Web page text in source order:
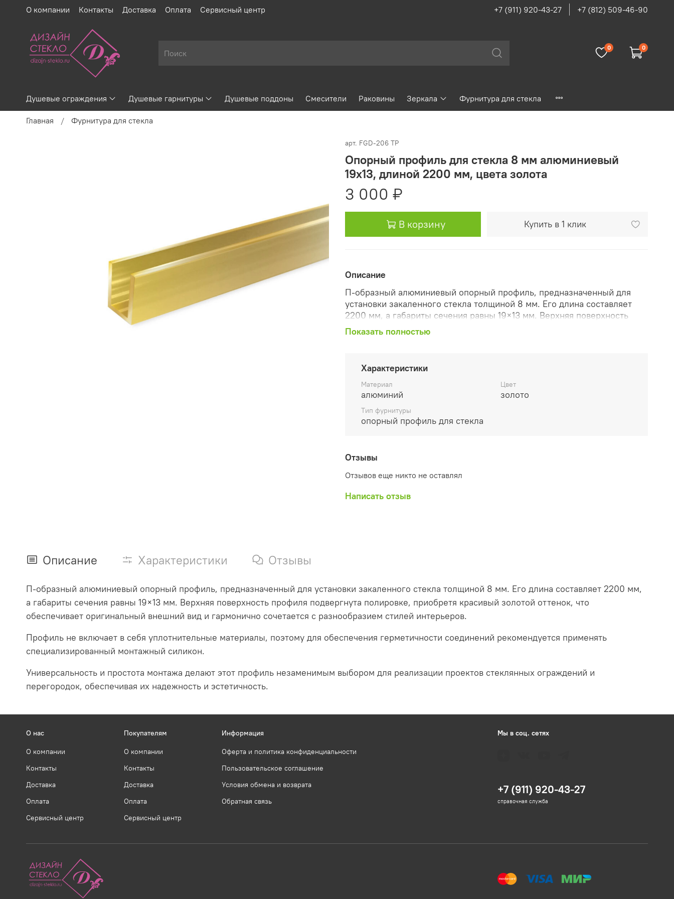
О компании Контакты Доставка Оплата Сервисный центр +7 (911) 920-43-27 +7 (812) 509-46-90
0 0
Душевые ограждения Душевые гарнитуры Душевые поддоны Смесители Раковины Зеркала Фурнитура для стекла
Главная Фурнитура для стекла
арт. FGD-206 TP
Опорный профиль для стекла 8 мм алюминиевый
19х13, длиной 2200 мм, цвета золота
3 000 ₽
В корзину Купить в 1 клик
Описание
П-образный алюминиевый опорный профиль, предназначенный для
установки закаленного стекла толщиной 8 мм. Его длина составляет
2200 мм, а габариты сечения равны 19×13 мм. Верхняя поверхность
профиля подвергнута полировке, приобретя красивый золотой оттенок,
что обеспечивает оригинальный внешний вид и гармонично сочетается
Профиль не включает в себя уплотнительные материалы, поэтому для
обеспечения герметичности соединений рекомендуется применять
специализированный монтажный силикон.
Универсальность и простота монтажа делают этот профиль
незаменимым выбором для реализации проектов стеклянных
Показать полностью
Характеристики
Материал
алюминий
Цвет
золото
Tип фурнитуры
опорный профиль для стекла
Отзывы
Отзывов еще никто не оставлял
Написать отзыв
Описание Характеристики Отзывы
П-образный алюминиевый опорный профиль, предназначенный для установки закаленного стекла толщиной 8 мм. Его длина составляет 2200 мм,
а габариты сечения равны 19×13 мм. Верхняя поверхность профиля подвергнута полировке, приобретя красивый золотой оттенок, что
обеспечивает оригинальный внешний вид и гармонично сочетается с разнообразием стилей интерьеров.
Профиль не включает в себя уплотнительные материалы, поэтому для обеспечения герметичности соединений рекомендуется применять
специализированный монтажный силикон.
Универсальность и простота монтажа делают этот профиль незаменимым выбором для реализации проектов стеклянных ограждений и
перегородок, обеспечивая их надежность и эстетичность.
О нас
О компании
Контакты
Доставка
Оплата
Сервисный центр
Покупателям
О компании
Контакты
Доставка
Оплата
Сервисный центр
Информация
Оферта и политика конфиденциальности
Пользовательское соглашение
Условия обмена и возврата
Обратная связь
Мы в соц. сетях
+7 (911) 920-43-27
справочная служба